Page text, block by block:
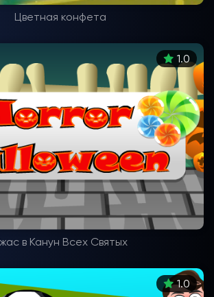
Цветная конфета
1.0
в Канун Всех Святых
1.0